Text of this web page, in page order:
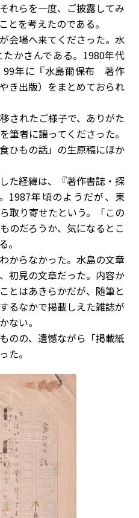
れらを一度、ご披露してみ
とを考えたのである。
会場へ来てくださった。水
かさんである。1980年代
99年に『水島爾保布 著作
き出版）をまとめておられ
されたご様子で、ありがた
筆者に譲ってくださった。
ひもの話」の生原稿にほか
た経緯は、『著作書誌・探
1987年頃のようだが、東
取り寄せたという。「この
のだろうか、気になるとこ
。
からなかった。水島の文章
初見の文章だった。内容か
とはあきらかだが、随筆と
るなかで掲載しえた雑誌が
ない。
のの、遺憾ながら「掲載紙
た。